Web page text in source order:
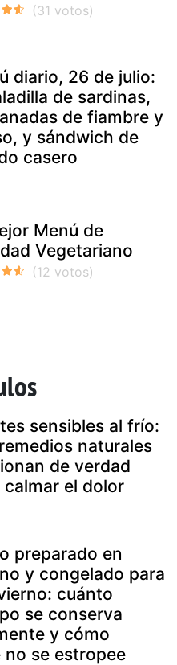
diario, 26 de julio:
de sardinas,
de fiambre y
y sándwich de
casero
Menú de
Vegetariano
sensibles al frío:
naturales
de verdad
calmar el dolor
preparado en
y congelado para
cuánto
se conserva
y cómo
se estropee